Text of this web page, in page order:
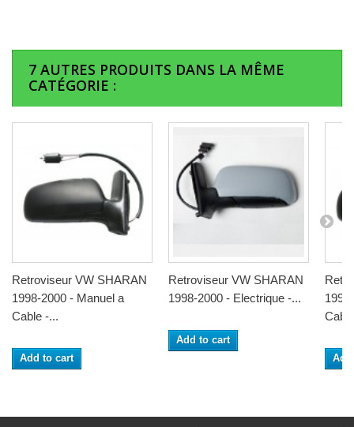
7 AUTRES PRODUITS DANS LA MÊME
CATÉGORIE :
Retroviseur VW SHARAN
1998-2000 - Manuel a
Cable -...
Add to cart
Retroviseur VW SHARAN
1998-2000 - Electrique -...
Add to cart